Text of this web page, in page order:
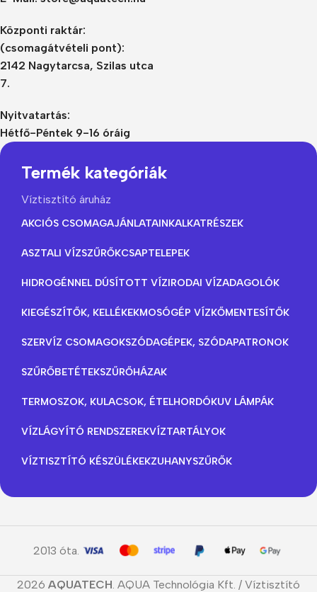
Központi raktár:
(csomagátvételi pont):
2142 Nagytarcsa, Szilas utca
7.
Nyitvatartás:
Hétfő-Péntek 9-16 óráig
Termék kategóriák
Víztisztító áruház
AKCIÓS CSOMAGAJÁNLATAINKALKATRÉSZEK
ASZTALI VÍZSZŰRŐKCSAPTELEPEK
HIDROGÉNNEL DÚSÍTOTT VÍZIRODAI VÍZADAGOLÓK
KIEGÉSZÍTŐK, KELLÉKEKMOSÓGÉP VÍZKŐMENTESÍTŐK
SZERVÍZ CSOMAGOKSZÓDAGÉPEK, SZÓDAPATRONOK
SZŰRŐBETÉTEKSZŰRŐHÁZAK
TERMOSZOK, KULACSOK, ÉTELHORDÓKUV LÁMPÁK
VÍZLÁGYÍTÓ RENDSZEREKVÍZTARTÁLYOK
VÍZTISZTÍTÓ KÉSZÜLÉKEKZUHANYSZŰRŐK
2013 óta.
2026 AQUATECH. AQUA Technológia Kft. / Víztisztító